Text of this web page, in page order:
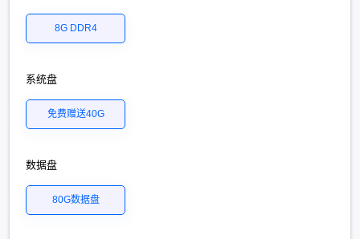
8G DDR4
系统盘
免费赠送40G
数据盘
80G数据盘